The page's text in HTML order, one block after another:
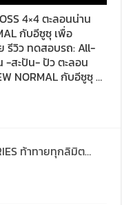
4×4 ตะลอนน่าน
กับอีซูซุ เพื่อ
รีวิว ทดสอบรถ: All-
-สะปัน- ปัว ตะลอน
NORMAL กับอีซูซุ …
ท้าทายทุกลิมิต…